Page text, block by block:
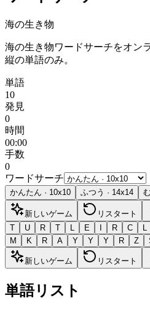
海の生き物
海の生き物ワードサーチをオン
縦の単語のみ。
単語
10
発見
0
時間
00:00
手数
0
ワードサーチ
かんたん · 10x10 ふつう · 14x14
新しいゲーム リスタート
T
U R T L E I R C L
M
K R A Y Y Y R Z
新しいゲーム リスタート
単語リスト